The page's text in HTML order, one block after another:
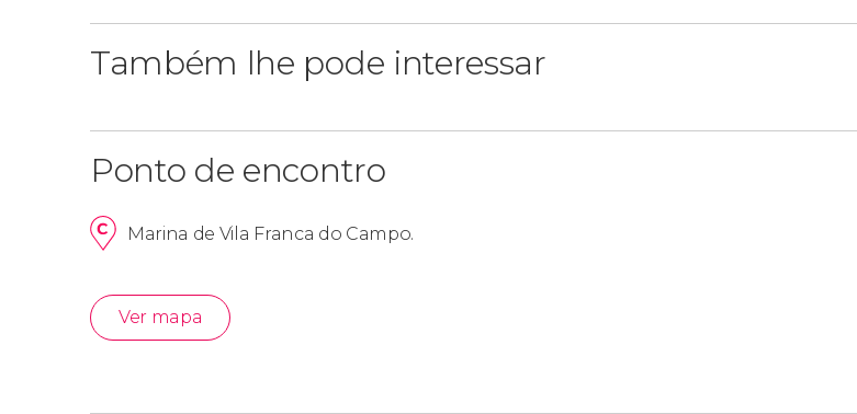
Também lhe pode interessar
Ponto de encontro
Marina de Vila Franca do Campo.
Ver mapa